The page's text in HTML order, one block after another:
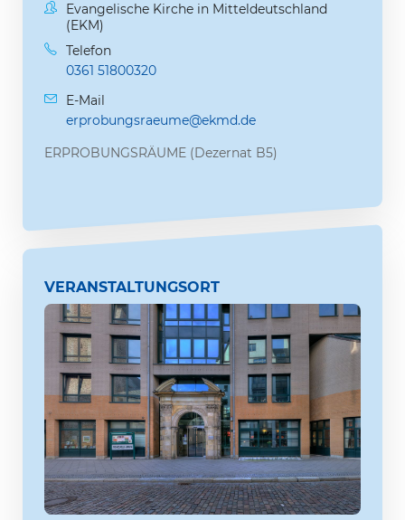
Evangelische Kirche in Mitteldeutschland
(EKM)
Telefon
0361 51800320
E-Mail
erprobungsraeume@ekmd.de
ERPROBUNGSRÄUME (Dezernat B5)
VERANSTALTUNGSORT